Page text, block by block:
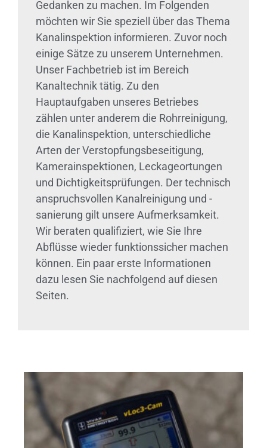
Gedanken zu machen. Im Folgenden
möchten wir Sie speziell über das Thema
Kanalinspektion informieren. Zuvor noch
einige Sätze zu unserem Unternehmen.
Unser Fachbetrieb ist im Bereich
Kanaltechnik tätig. Zu den
Hauptaufgaben unseres Betriebes
zählen unter anderem die Rohrreinigung,
die Kanalinspektion, unterschiedliche
Arten der Verstopfungsbeseitigung,
Kamerainspektionen, Leckageortungen
und Dichtigkeitsprüfungen. Der technisch
anspruchsvollen Kanalreinigung und -
sanierung gilt unsere Aufmerksamkeit.
Wir beraten qualifiziert, wie Sie Ihre
Abflüsse wieder funktionssicher machen
können. Ein paar erste Informationen
dazu lesen Sie nachfolgend auf diesen
Seiten.